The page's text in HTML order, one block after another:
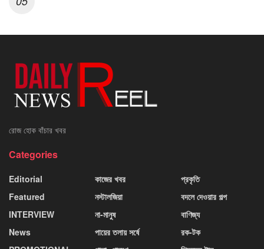
রোজ হোক বাঁচার খবর
Categories
Editorial
Featured
INTERVIEW
News
কাজের খবর
নস্টালজিয়া
না-মানুষ
পায়ের তলায় সর্ষে
প্রকৃতি
বদলে দেওয়ার গল্প
বাণিজ্য
রক-টক